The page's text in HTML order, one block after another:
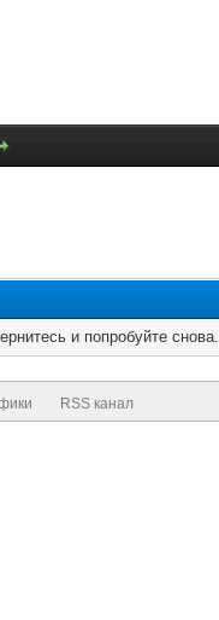
и попробуйте снова.
RSS канал